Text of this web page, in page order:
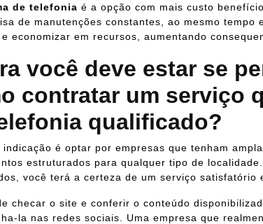
de telefonia é a opção com mais custo
de manutenções constantes, ao mesmo tempo
economizar em recursos, aumentando
você deve estar se
contratar um serviço
qualificado?
indicação é optar por empresas que tenham
estruturados para qualquer tipo de
você terá a certeza de um serviço satisfatório
checar o site e conferir o conteúdo
la nas redes sociais. Uma empresa que